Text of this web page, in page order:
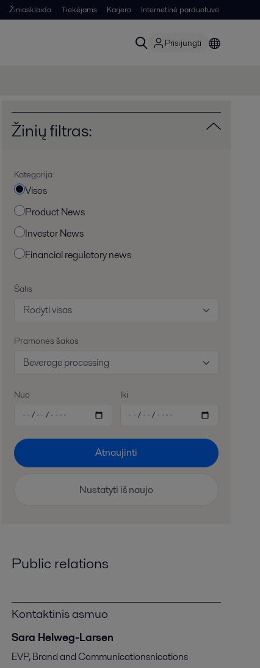
Žiniasklaida Tiekėjams Karjera Internetinė parduotuvė
Prisijungti
Žinių filtras:
Kategorija
Visos
Product News
Investor News
Financial regulatory news
Šalis
Rodyti visas
Pramonės šakos
Beverage processing
Nuo Iki
Atnaujinti
Nustatyti iš naujo
Public relations
Kontaktinis asmuo
Sara Helweg-Larsen
EVP, Brand and Communicationsnications